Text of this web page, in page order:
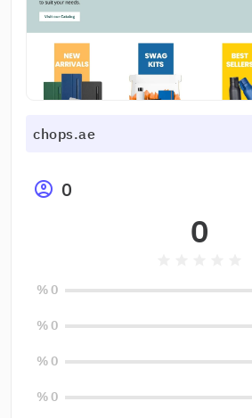
chops.ae
0
0
0 %
0 %
0 %
0 %